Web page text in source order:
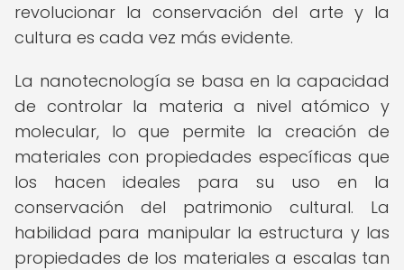
revolucionar la conservación del arte y la
cultura es cada vez más evidente.
La nanotecnología se basa en la capacidad
de controlar la materia a nivel atómico y
molecular, lo que permite la creación de
materiales con propiedades específicas que
los hacen ideales para su uso en la
conservación del patrimonio cultural. La
habilidad para manipular la estructura y las
propiedades de los materiales a escalas tan